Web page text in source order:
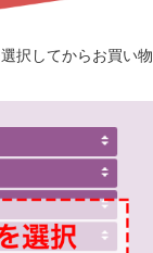
択してからお買い物